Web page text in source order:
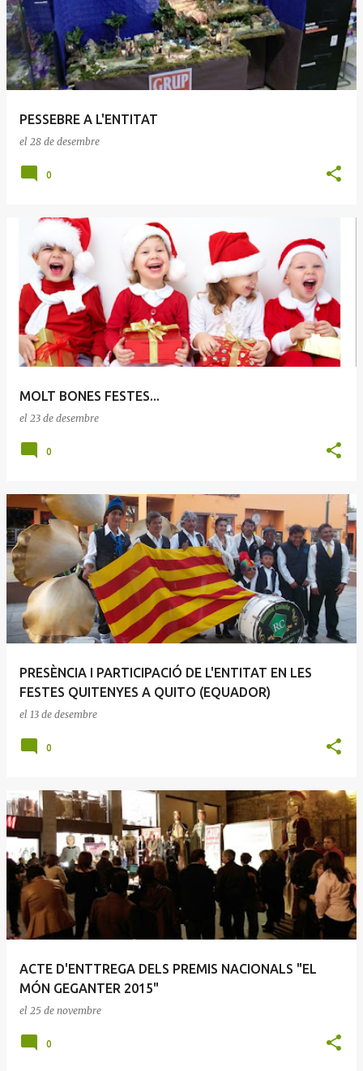
PESSEBRE A L'ENTITAT
el 28 de desembre
0
MOLT BONES FESTES...
el 23 de desembre
0
PRESÈNCIA I PARTICIPACIÓ DE L'ENTITAT EN LES
FESTES QUITENYES A QUITO (EQUADOR)
el 13 de desembre
0
ACTE D'ENTTREGA DELS PREMIS NACIONALS "EL
MÓN GEGANTER 2015"
el 25 de novembre
0